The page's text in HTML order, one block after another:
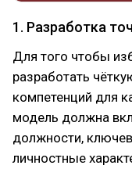
1. Разработка
Для того чтобы
разработать
компетенций для
модель должна
должности,
личностные